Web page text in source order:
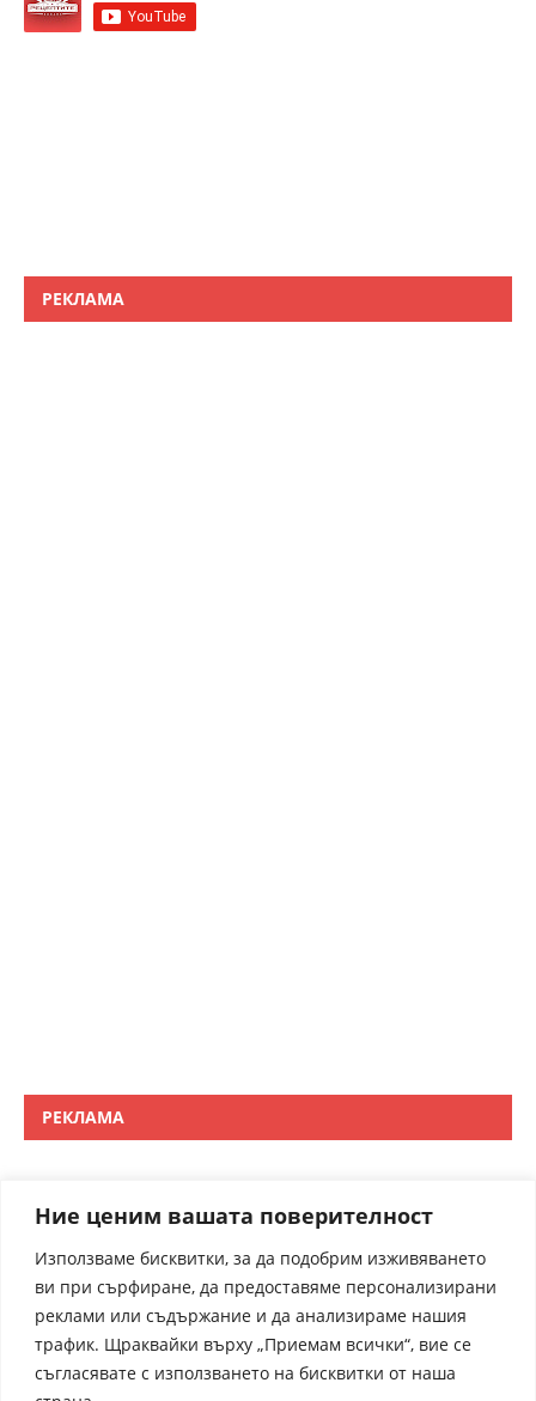
Ние ценим вашата поверителност
Използваме бисквитки, за да подобрим изживяването
ви при сърфиране, да предоставяме персонализирани
реклами или съдържание и да анализираме нашия
трафик. Щраквайки върху „Приемам всички“, вие се
съгласявате с използването на бисквитки от наша
РЕКЛАМА
РЕКЛАМА